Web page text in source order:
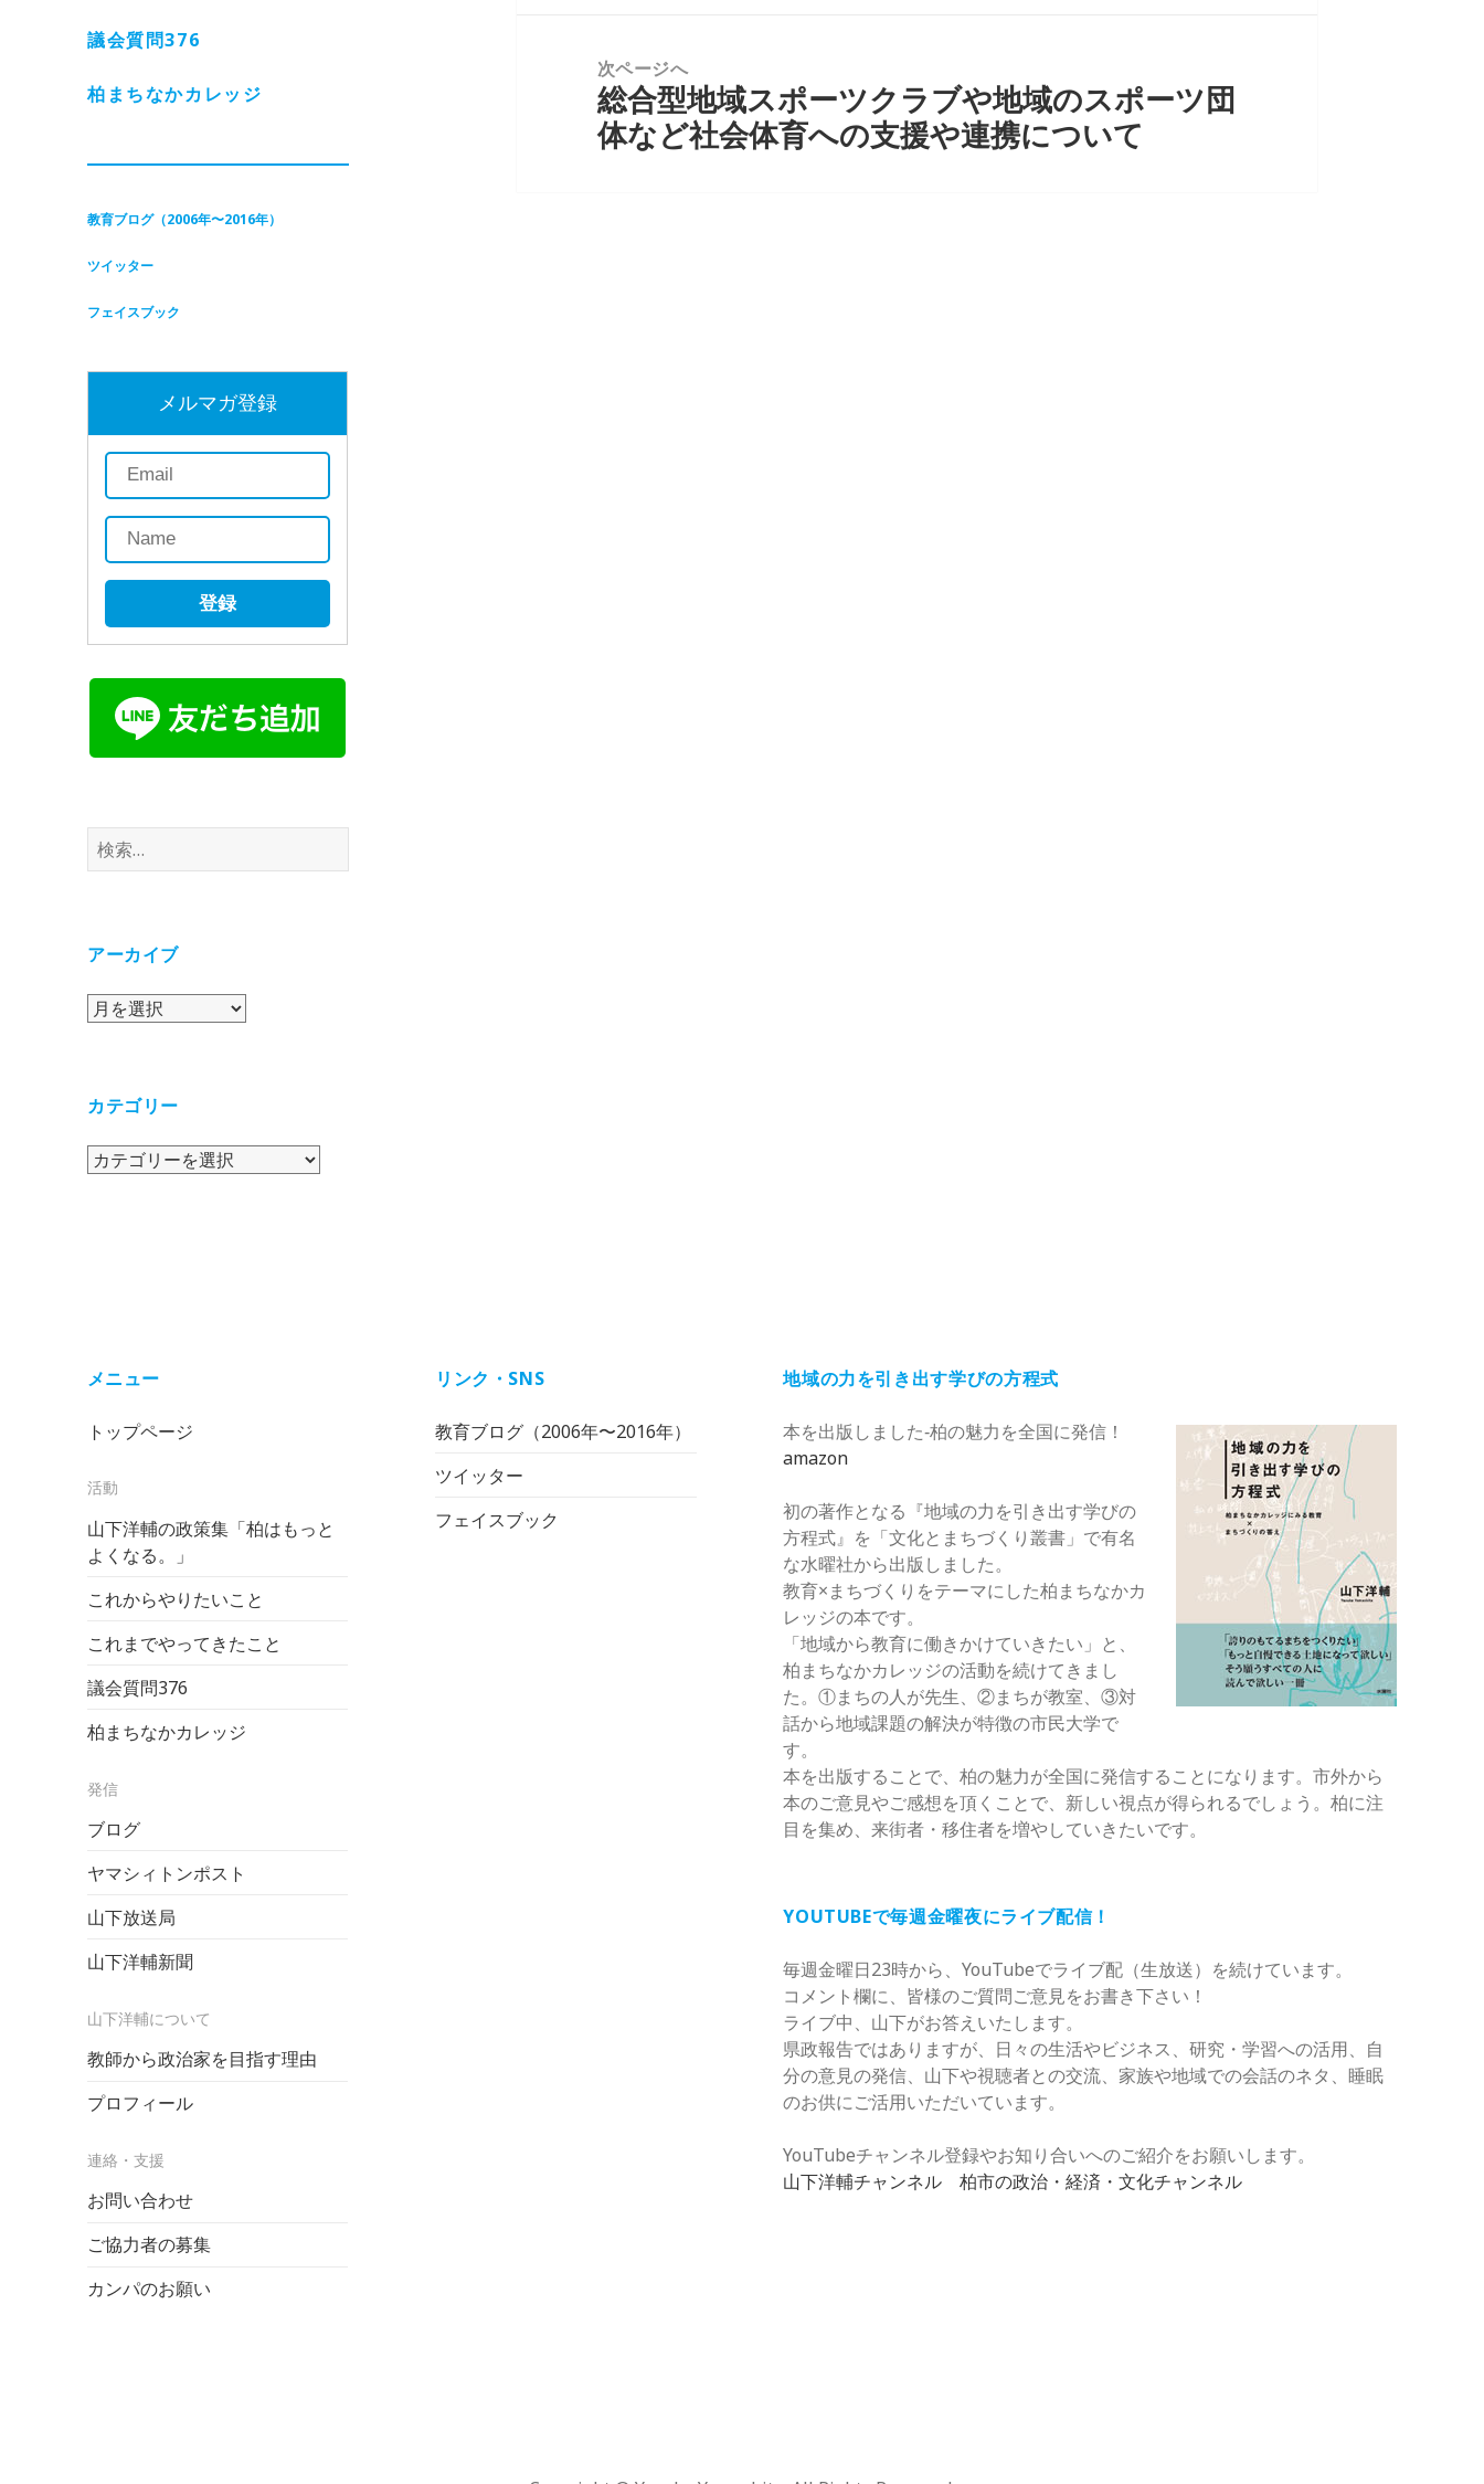
議会質問376
柏まちなかカレッジ
教育ブログ（2006年〜2016年）
ツイッター
フェイスブック
メルマガ登録
登録
検
索:
アーカイブ
ア
ブ
カテゴリー
カ
次ページへ
次
の
総合型地域スポーツクラブや地域のスポーツ団
体など社会体育への支援や連携について
メニュー
トップページ
活動
山下洋輔の政策集「柏はもっと
よくなる。」
これからやりたいこと
これまでやってきたこと
議会質問376
柏まちなかカレッジ
発信
ブログ
ヤマシィトンポスト
山下放送局
山下洋輔新聞
山下洋輔について
教師から政治家を目指す理由
プロフィール
連絡・支援
お問い合わせ
ご協力者の募集
カンパのお願い
リンク・SNS
教育ブログ（2006年〜2016年）
ツイッター
フェイスブック
地域の力を引き出す学びの方程式
本を出版しました‐柏の魅力を全国に発信！
amazon
初の著作となる『地域の力を引き出す学びの
方程式』を「文化とまちづくり叢書」で有名
な水曜社から出版しました。
教育×まちづくりをテーマにした柏まちなかカ
レッジの本です。
「地域から教育に働きかけていきたい」と、
柏まちなかカレッジの活動を続けてきまし
た。①まちの人が先生、②まちが教室、③対
話から地域課題の解決が特徴の市民大学で
す。
本を出版することで、柏の魅力が全国に発信することになります。市外から
本のご意見やご感想を頂くことで、新しい視点が得られるでしょう。柏に注
目を集め、来街者・移住者を増やしていきたいです。
YOUTUBEで毎週金曜夜にライブ配信！
毎週金曜日23時から、YouTubeでライブ配（生放送）を続けています。
コメント欄に、皆様のご質問ご意見をお書き下さい！
ライブ中、山下がお答えいたします。
県政報告ではありますが、日々の生活やビジネス、研究・学習への活用、自
分の意見の発信、山下や視聴者との交流、家族や地域での会話のネタ、睡眠
のお供にご活用いただいています。
YouTubeチャンネル登録やお知り合いへのご紹介をお願いします。
山下洋輔チャンネル 柏市の政治・経済・文化チャンネル